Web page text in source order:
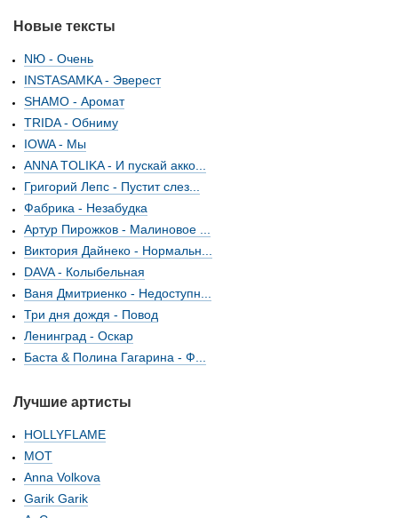
Новые тексты
NЮ - Очень
INSTASAMKA - Эверест
SHAMO - Аромат
TRIDA - Обниму
IOWA - Мы
ANNA TOLIKA - И пускай акко...
Григорий Лепс - Пустит слез...
Фабрика - Незабудка
Артур Пирожков - Малиновое ...
Виктория Дайнеко - Нормальн...
DAVA - Колыбельная
Ваня Дмитриенко - Недоступн...
Три дня дождя - Повод
Ленинград - Оскар
Баста & Полина Гагарина - Ф...
Лучшие артисты
HOLLYFLAME
МОТ
Anna Volkova
Garik Garik